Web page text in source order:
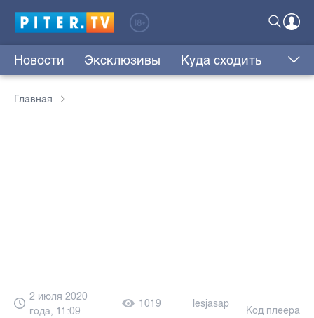
Новости Эксклюзивы Куда сходить
Главная
2 июля 2020
года, 11:09
1019 lesjasap
Код плеера